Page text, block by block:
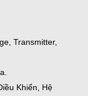
Transmitter,
Khiển, Hệ